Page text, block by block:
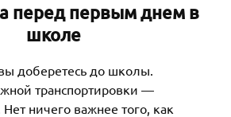
перед первым днем в
школе
доберетесь до школы.
транспортировки —
ничего важнее того, как